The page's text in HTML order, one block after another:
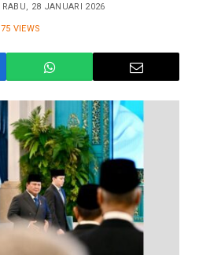
RABU, 28 JANUARI 2026
75 VIEWS